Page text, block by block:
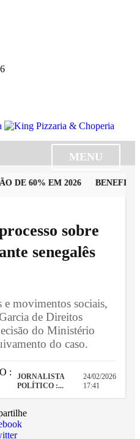
MENU
60% EM 2026
sobre
senegalês
e movimentos sociais,
de Direitos
do Ministério
do caso.
JORNALISTA
POLÍTICO :...
24/02/2026
17:41